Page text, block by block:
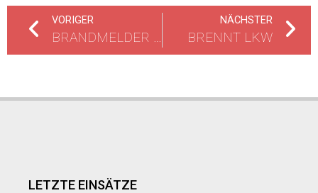
VORIGER NÄCHSTER
BRENNT LKW
LETZTE EINSÄTZE